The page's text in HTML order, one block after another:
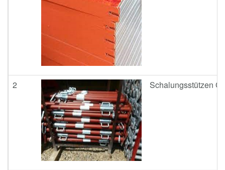
2 Schalungsstützen